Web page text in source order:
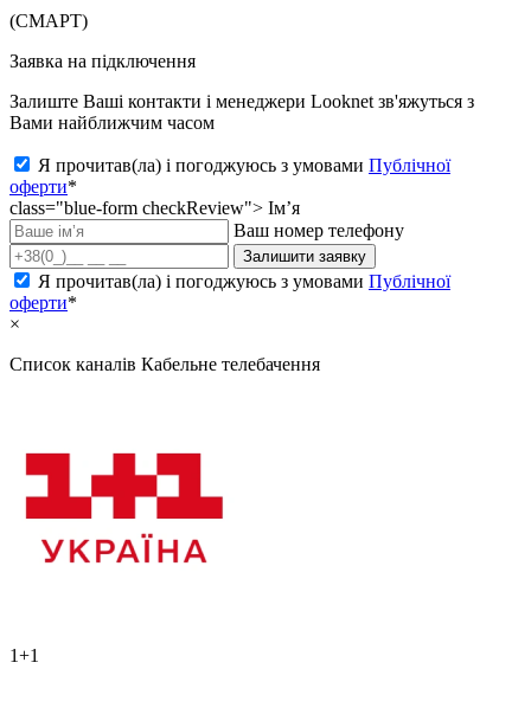
(СМАРТ)
Заявка на підключення
Залиште Ваші контакти і менеджери Looknet зв'яжуться з
Вами найближчим часом
Я прочитав(ла) і погоджуюсь з умовами Публічної
оферти*
class="blue-form checkReview"> Ім’я
Ваш номер телефону
Залишити заявку
Я прочитав(ла) і погоджуюсь з умовами Публічної
оферти*
×
Список каналів Кабельне телебачення
1+1